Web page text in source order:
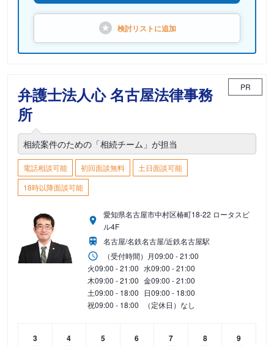
検討リストに追加
弁護士法人心 名古屋法律事務
所
PR
相続案件のための「相続チーム」が担当
電話相談可能 初回面談無料
土日面談可能
18時以降面談可能
愛知県名古屋市中村区椿町18-22 ロータスビ
ル4F
名古屋/名鉄名古屋/近鉄名古屋駅
（受付時間） 月09:00 - 21:00
火09:00 - 21:00 水09:00 - 21:00
木09:00 - 21:00 金09:00 - 21:00
土09:00 - 18:00 日09:00 - 18:00
祝09:00 - 18:00 （定休日）なし
3
4
5
6
7
8
9